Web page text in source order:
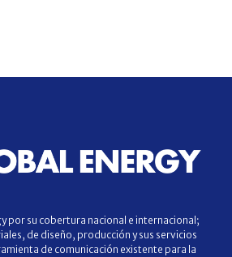
por su cobertura nacional e internacional;
de diseño, producción y sus servicios
de comunicación existente para la